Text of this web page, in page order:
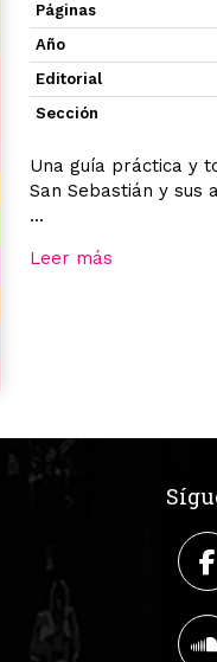
Páginas
Año
Editorial
Sección
Una guía práctica y
San Sebastián y sus
...
Leer más